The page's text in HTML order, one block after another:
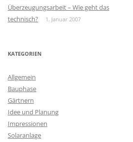
Überzeugungsarbeit – Wie geht das
technisch?
1. Januar 2007
KATEGORIEN
Allgemein
Bauphase
Gärtnern
Idee und Planung
Impressionen
Solaranlage